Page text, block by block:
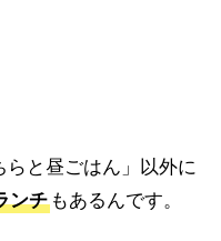
と昼ごはん」以外に
ンチもあるんです。